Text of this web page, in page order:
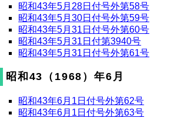
昭和43年5月28日付号外第58号
昭和43年5月30日付号外第59号
昭和43年5月31日付号外第60号
昭和43年5月31日付第3940号
昭和43年5月31日付号外第61号
昭和43（1968）年6月
昭和43年6月1日付号外第62号
昭和43年6月1日付号外第63号